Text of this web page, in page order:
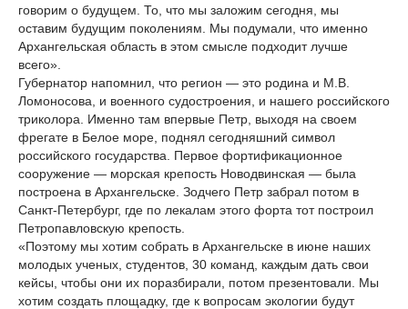
говорим о будущем. То, что мы заложим сегодня, мы
оставим будущим поколениям. Мы подумали, что именно
Архангельская область в этом смысле подходит лучше
всего».
Губернатор напомнил, что регион — это родина и М.В.
Ломоносова, и военного судостроения, и нашего российского
триколора. Именно там впервые Петр, выходя на своем
фрегате в Белое море, поднял сегодняшний символ
российского государства. Первое фортификационное
сооружение — морская крепость Новодвинская — была
построена в Архангельске. Зодчего Петр забрал потом в
Санкт-Петербург, где по лекалам этого форта тот построил
Петропавловскую крепость.
«Поэтому мы хотим собрать в Архангельске в июне наших
молодых ученых, студентов, 30 команд, каждым дать свои
кейсы, чтобы они их поразбирали, потом презентовали. Мы
хотим создать площадку, где к вопросам экологии будут